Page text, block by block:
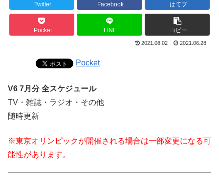
Twitter Facebook はてブ
Pocket LINE コピー
2021.08.02 2021.06.28
Pocket
V6 7月分 全スケジュール
TV・雑誌・ラジオ・その他
随時更新
※東京オリンピックが開催される場合は一部変更になる可
能性があります。